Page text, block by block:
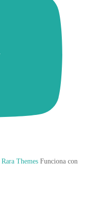
Rara Themes Funciona con